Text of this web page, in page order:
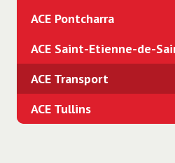
ACE Pontcharra
ACE Saint-Etienne-de-
ACE Transport
ACE Tullins